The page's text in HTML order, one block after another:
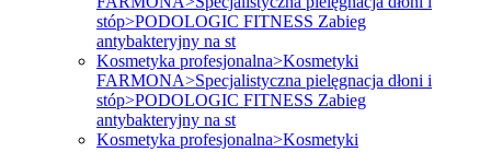
stóp>PODOLOGIC FITNESS Zabieg
antybakteryjny na st
Kosmetyka profesjonalna>Kosmetyki
FARMONA>Specjalistyczna pielęgnacja dłoni i
stóp>PODOLOGIC FITNESS Zabieg
antybakteryjny na st
Kosmetyka profesjonalna>Kosmetyki